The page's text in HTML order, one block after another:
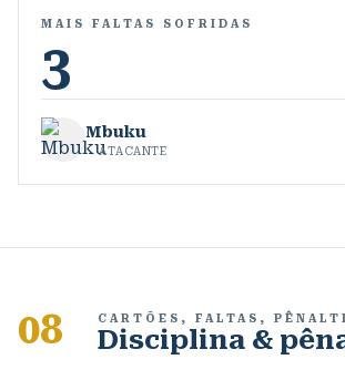
MAIS FALTAS SOFRIDAS
3
Mbuku
ATACANTE
08 CARTÕES, FALTAS,
Disciplina &